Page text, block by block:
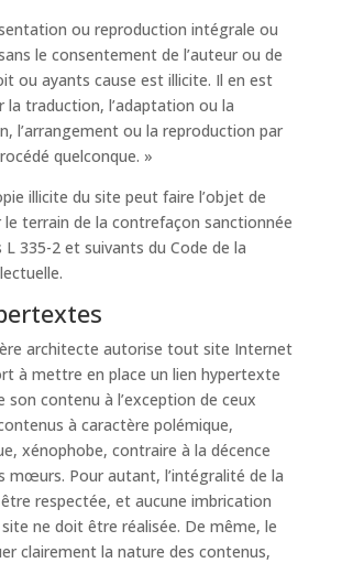
ou reproduction intégrale ou
le consentement de l’auteur ou de
ou ayants cause est illicite. Il en est
la traduction, l’adaptation ou la
l’arrangement ou la reproduction par
quelconque. »
illicite du site peut faire l’objet de
le terrain de la contrefaçon sanctionnée
L 335-2 et suivants du Code de la
architecte autorise tout site Internet
à mettre en place un lien hypertexte
son contenu à l’exception de ceux
à caractère polémique,
xénophobe, contraire à la décence
mœurs. Pour autant, l’intégralité de la
respectée, et aucune imbrication
ne doit être réalisée. De même, le
clairement la nature des contenus,